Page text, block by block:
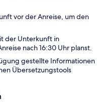
vor der Anreise, um den
der Unterkunft in
nach 16:30 Uhr planst.
gestellte Informationen
Übersetzungstools